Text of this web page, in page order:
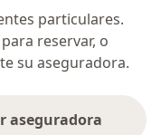
particulares.
reservar, o
su aseguradora.
aseguradora